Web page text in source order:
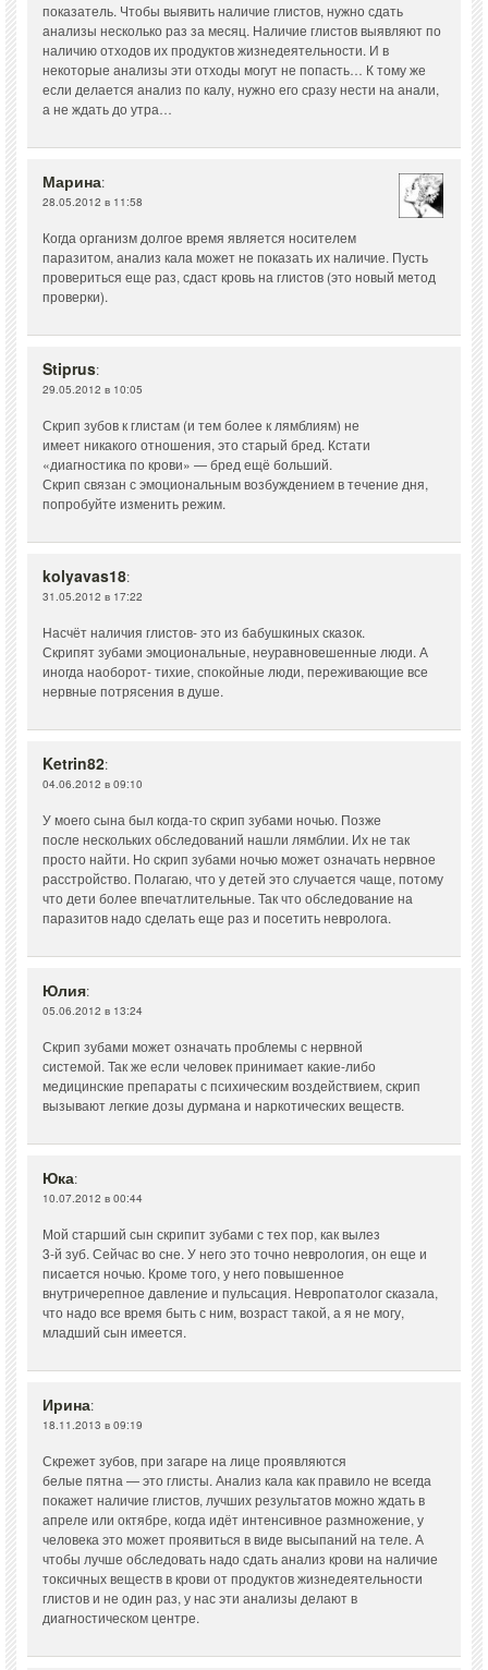
показатель. Чтобы выявить наличие глистов, нужно сдать
анализы несколько раз за месяц. Наличие глистов выявляют по
наличию отходов их продуктов жизнедеятельности. И в
некоторые анализы эти отходы могут не попасть… К тому же
если делается анализ по калу, нужно его сразу нести на анали,
а не ждать до утра…
Марина:
28.05.2012 в 11:58
Когда организм долгое время является носителем
паразитом, анализ кала может не показать их наличие. Пусть
провериться еще раз, сдаст кровь на глистов (это новый метод
проверки).
Stiprus:
29.05.2012 в 10:05
Скрип зубов к глистам (и тем более к лямблиям) не
имеет никакого отношения, это старый бред. Кстати
«диагностика по крови» — бред ещё больший.
Скрип связан с эмоциональным возбуждением в течение дня,
попробуйте изменить режим.
kolyavas18:
31.05.2012 в 17:22
Насчёт наличия глистов- это из бабушкиных сказок.
Скрипят зубами эмоциональные, неуравновешенные люди. А
иногда наоборот- тихие, спокойные люди, переживающие все
нервные потрясения в душе.
Ketrin82:
04.06.2012 в 09:10
У моего сына был когда-то скрип зубами ночью. Позже
после нескольких обследований нашли лямблии. Их не так
просто найти. Но скрип зубами ночью может означать нервное
расстройство. Полагаю, что у детей это случается чаще, потому
что дети более впечатлительные. Так что обследование на
паразитов надо сделать еще раз и посетить невролога.
Юлия:
05.06.2012 в 13:24
Скрип зубами может означать проблемы с нервной
системой. Так же если человек принимает какие-либо
медицинские препараты с психическим воздействием, скрип
вызывают легкие дозы дурмана и наркотических веществ.
Юка:
10.07.2012 в 00:44
Мой старший сын скрипит зубами с тех пор, как вылез
3-й зуб. Сейчас во сне. У него это точно неврология, он еще и
писается ночью. Кроме того, у него повышенное
внутричерепное давление и пульсация. Невропатолог сказала,
что надо все время быть с ним, возраст такой, а я не могу,
младший сын имеется.
Ирина:
18.11.2013 в 09:19
Скрежет зубов, при загаре на лице проявляются
белые пятна — это глисты. Анализ кала как правило не всегда
покажет наличие глистов, лучших результатов можно ждать в
апреле или октябре, когда идёт интенсивное размножение, у
человека это может проявиться в виде высыпаний на теле. А
чтобы лучше обследовать надо сдать анализ крови на наличие
токсичных веществ в крови от продуктов жизнедеятельности
глистов и не один раз, у нас эти анализы делают в
диагностическом центре.